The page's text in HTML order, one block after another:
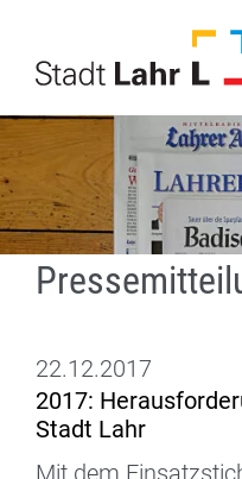
22.12.2017
2017:
Stadt Lahr
Mit dem